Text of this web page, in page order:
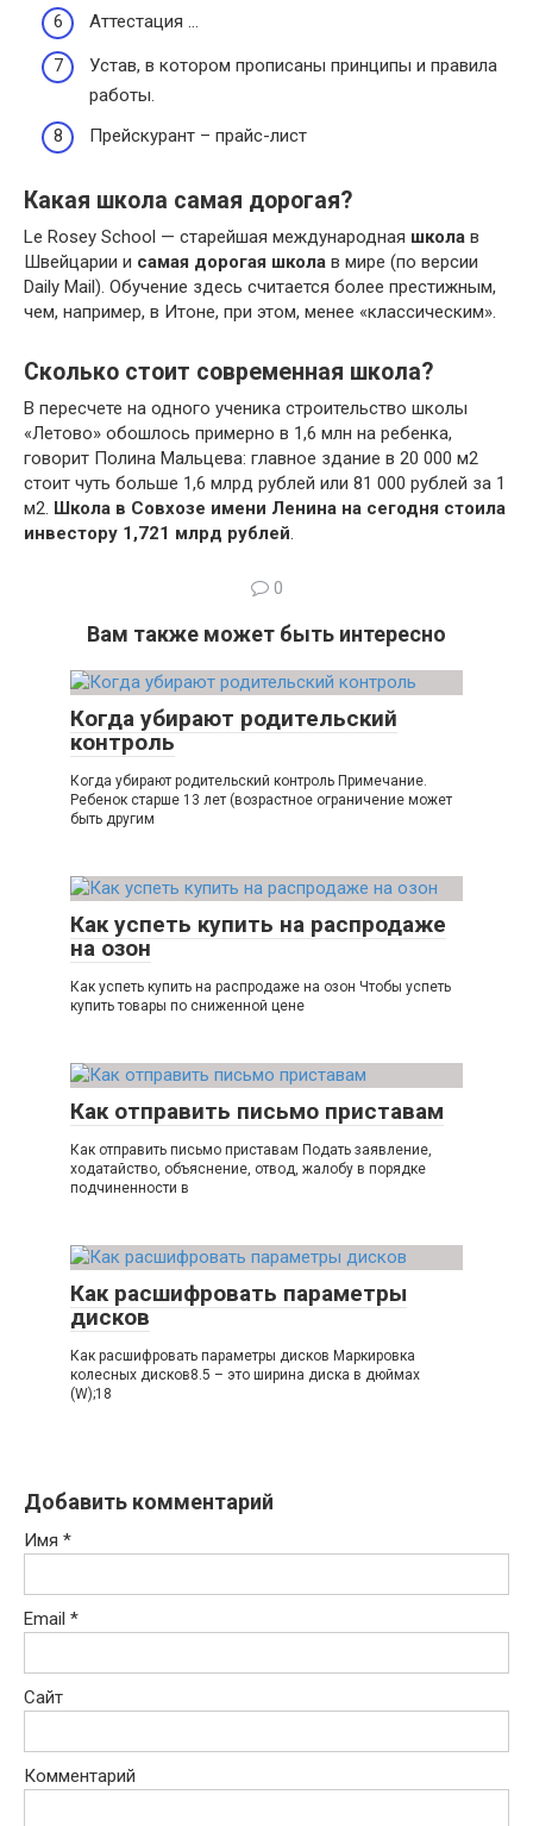
Аттестация …
Устав, в котором прописаны принципы и правила
работы.
Прейскурант – прайс-лист
Какая школа самая дорогая?
Le Rosey School — старейшая международная школа в
Швейцарии и самая дорогая школа в мире (по версии
Daily Mail). Обучение здесь считается более престижным,
чем, например, в Итоне, при этом, менее «классическим».
Сколько стоит современная школа?
В пересчете на одного ученика строительство школы
«Летово» обошлось примерно в 1,6 млн на ребенка,
говорит Полина Мальцева: главное здание в 20 000 м2
стоит чуть больше 1,6 млрд рублей или 81 000 рублей за 1
м2. Школа в Совхозе имени Ленина на сегодня стоила
инвестору 1,721 млрд рублей.
0
Вам также может быть интересно
Когда убирают родительский
контроль
Когда убирают родительский контроль Примечание.
Ребенок старше 13 лет (возрастное ограничение может
быть другим
Как успеть купить на распродаже
на озон
Как успеть купить на распродаже на озон Чтобы успеть
купить товары по сниженной цене
Как отправить письмо приставам
Как отправить письмо приставам Подать заявление,
ходатайство, объяснение, отвод, жалобу в порядке
подчиненности в
Как расшифровать параметры
дисков
Как расшифровать параметры дисков Маркировка
колесных дисков8.5 – это ширина диска в дюймах
(W);18
Добавить комментарий
Имя *
Email *
Сайт
Комментарий